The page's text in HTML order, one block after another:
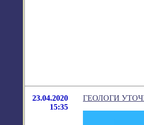
23.04.2020
15:35
ГЕОЛОГИ